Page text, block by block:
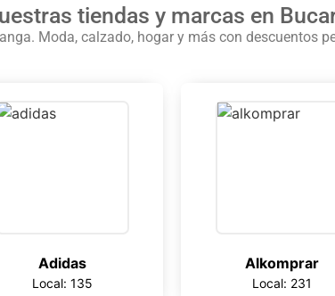
tiendas y marcas en
Moda, calzado, hogar y más con descuentos
Adidas
Local: 135
Alkomprar
Local: 231